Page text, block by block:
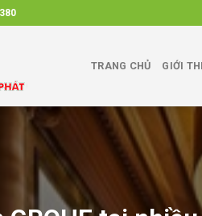
TRANG CHỦ GIỚI